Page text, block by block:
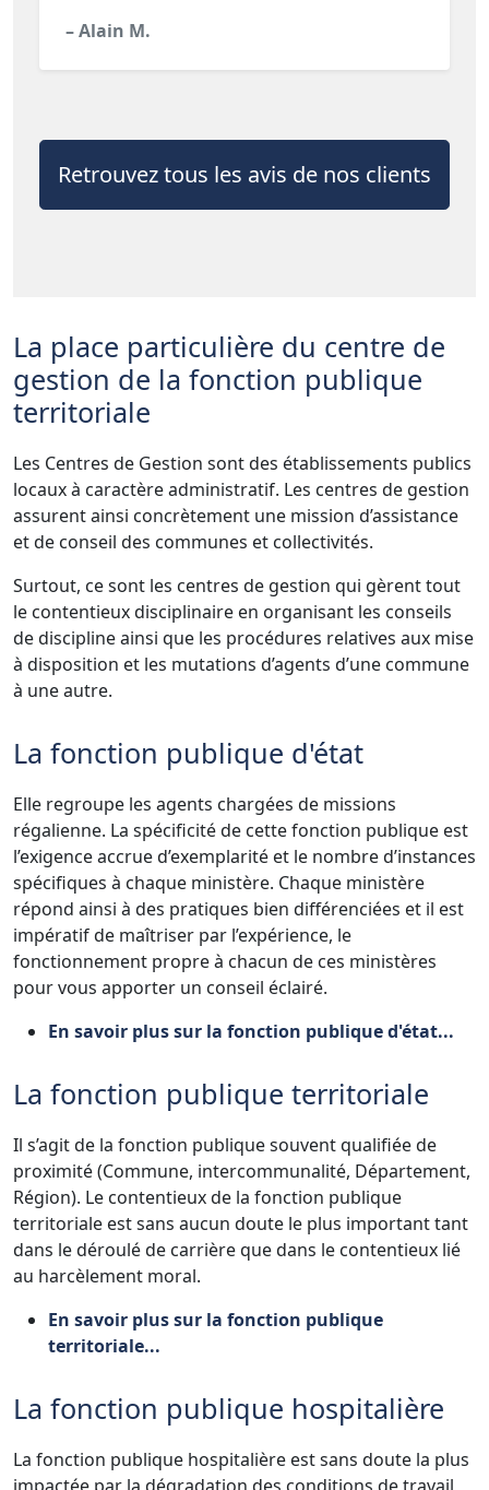
– Alain M.
Retrouvez tous les avis de nos clients
La place particulière du centre de
gestion de la fonction publique
territoriale
Les Centres de Gestion sont des établissements publics
locaux à caractère administratif. Les centres de gestion
assurent ainsi concrètement une mission d’assistance
et de conseil des communes et collectivités.
Surtout, ce sont les centres de gestion qui gèrent tout
le contentieux disciplinaire en organisant les conseils
de discipline ainsi que les procédures relatives aux mise
à disposition et les mutations d’agents d’une commune
à une autre.
La fonction publique d'état
Elle regroupe les agents chargées de missions
régalienne. La spécificité de cette fonction publique est
l’exigence accrue d’exemplarité et le nombre d’instances
spécifiques à chaque ministère. Chaque ministère
répond ainsi à des pratiques bien différenciées et il est
impératif de maîtriser par l’expérience, le
fonctionnement propre à chacun de ces ministères
pour vous apporter un conseil éclairé.
En savoir plus sur la fonction publique d'état...
La fonction publique territoriale
Il s’agit de la fonction publique souvent qualifiée de
proximité (Commune, intercommunalité, Département,
Région). Le contentieux de la fonction publique
territoriale est sans aucun doute le plus important tant
dans le déroulé de carrière que dans le contentieux lié
au harcèlement moral.
En savoir plus sur la fonction publique
territoriale...
La fonction publique hospitalière
La fonction publique hospitalière est sans doute la plus
impactée par la dégradation des conditions de travail